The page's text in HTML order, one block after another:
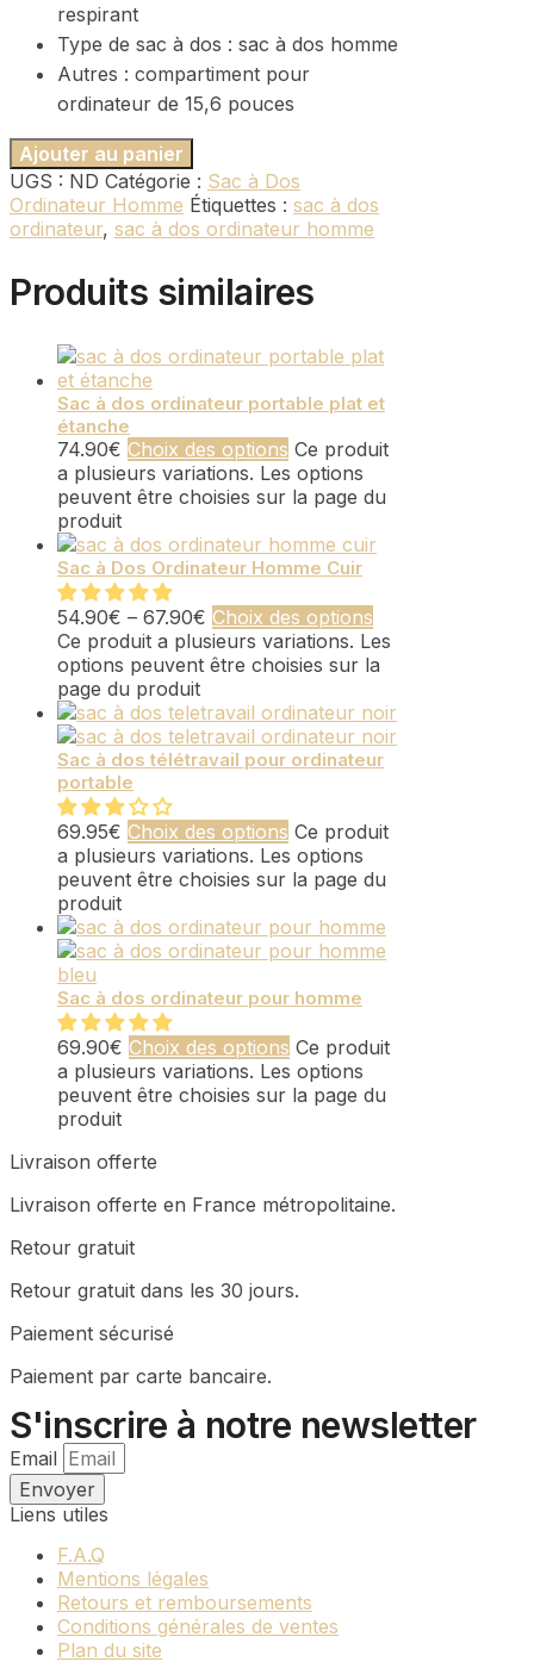
respirant
Type de sac à dos : sac à dos homme
Autres : compartiment pour
ordinateur de 15,6 pouces
Ajouter au panier
UGS : ND Catégorie : Sac à Dos
Ordinateur Homme Étiquettes : sac à dos
ordinateur, sac à dos ordinateur homme
Produits similaires
Sac à dos ordinateur portable plat et
étanche
74.90€ Choix des options Ce produit
a plusieurs variations. Les options
peuvent être choisies sur la page du
produit
Sac à Dos Ordinateur Homme Cuir
54.90€ – 67.90€ Choix des options
Ce produit a plusieurs variations. Les
options peuvent être choisies sur la
page du produit
Sac à dos télétravail pour ordinateur
portable
69.95€ Choix des options Ce produit
a plusieurs variations. Les options
peuvent être choisies sur la page du
produit
Sac à dos ordinateur pour homme
69.90€ Choix des options Ce produit
a plusieurs variations. Les options
peuvent être choisies sur la page du
produit
Livraison offerte
Livraison offerte en France métropolitaine.
Retour gratuit
Retour gratuit dans les 30 jours.
Paiement sécurisé
Paiement par carte bancaire.
S'inscrire à notre newsletter
Email
Envoyer
Liens utiles
F.A.Q
Mentions légales
Retours et remboursements
Conditions générales de ventes
Plan du site